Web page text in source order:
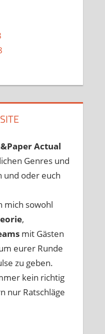
Actual
Genres und
und oder euch
mich sowohl
,
mit Gästen
eurer Runde
zu geben.
kein richtig
nur Ratschläge